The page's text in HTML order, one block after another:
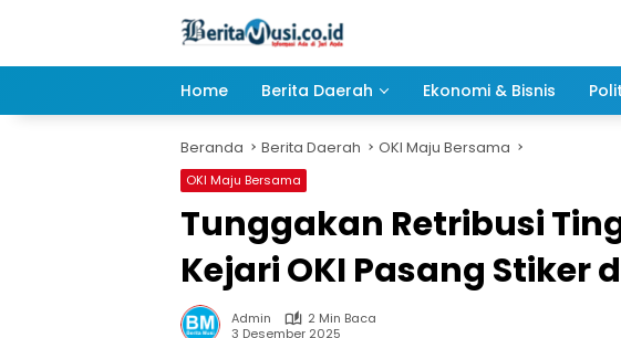
Home Berita Daerah Ekonomi & Bisnis
Beranda Berita Daerah OKI Maju Bersama
OKI Maju Bersama
Tunggakan Retribusi
Kejari OKI Pasang Stiker
Admin
2 Min Baca
3 Desember 2025